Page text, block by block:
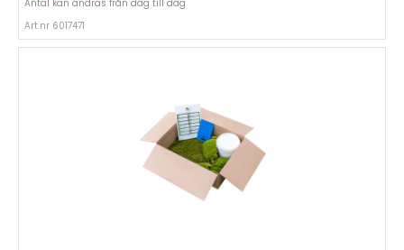
Antal kan ändras från dag till dag
Art.nr 6017471